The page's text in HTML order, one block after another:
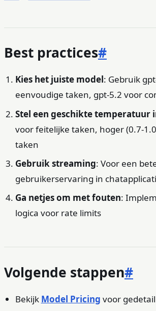
Best practices#
Kies het juiste model: Gebruik
eenvoudige taken, gpt-5.2 voor
Stel een geschikte temperatuur
voor feitelijke taken, hoger (0.7-
taken
Gebruik streaming: Voor een
gebruikerservaring in
Ga netjes om met fouten:
logica voor rate limits
Volgende stappen#
Bekijk Model Pricing voor